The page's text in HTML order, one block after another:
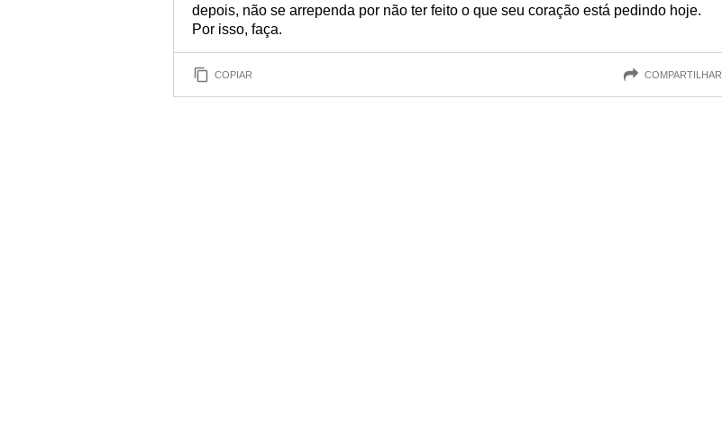
depois, não se arrependa por não ter feito o que seu coração está pedindo hoje.
Por isso, faça.
COPIAR COMPARTILHAR